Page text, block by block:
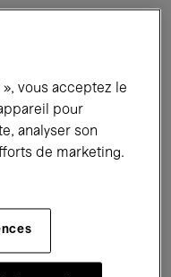
Performances
Music
vous acceptez le
pour
analyser son
de marketing.